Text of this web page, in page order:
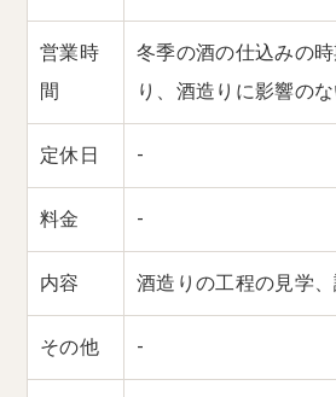
営業時
間
冬季の酒の仕込みの
り、酒造りに影響の
定休日 -
料金 -
内容 酒造りの工程の見学
その他 -